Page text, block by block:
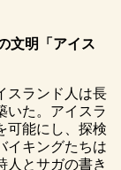
文明「アイス
スランド人は長
いた。アイスラ
可能にし、探検
イキングたちは
人とサガの書き